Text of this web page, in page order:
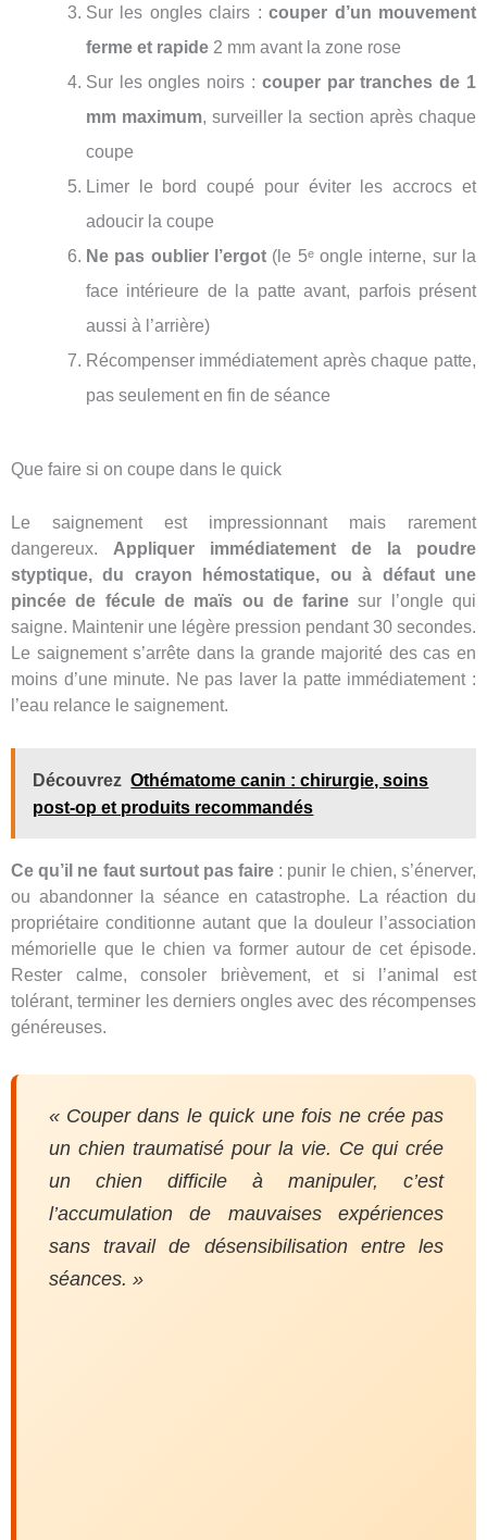
Sur les ongles clairs :couper d’un mouvement
ferme et rapide2 mm avant la zone rose
Sur les ongles noirs : couper par tranches de 1
mm maximum , surveiller la section après chaque
coupe
Limer le bord coupé pour éviter les accrocs et
adoucir la coupe
Ne pas oublier l’ergot(le 5ᵉ ongle interne, sur la
face intérieure de la patte avant, parfois présent
aussi à l’arrière)
Récompenser immédiatement après chaque patte,
pas seulement en fin de séance
Que faire si on coupe dans le quick
Le saignement est impressionnant mais rarement
dangereux. Appliquer immédiatement de la poudre
styptique, du crayon hémostatique, ou à défaut une
pincée de fécule de maïs ou de farine sur l’ongle qui
saigne. Maintenir une légère pression pendant 30 secondes.
Le saignement s’arrête dans la grande majorité des cas en
moins d’une minute. Ne pas laver la patte immédiatement :
l’eau relance le saignement.
Découvrez Othématome canin : chirurgie, soins
post-op et produits recommandés
Ce qu’il ne faut surtout pas faire : punir le chien, s’énerver,
ou abandonner la séance en catastrophe. La réaction du
propriétaire conditionne autant que la douleur l’association
mémorielle que le chien va former autour de cet épisode.
Rester calme, consoler brièvement, et si l’animal est
tolérant, terminer les derniers ongles avec des récompenses
généreuses.
« Couper dans le quick une fois ne crée pas
un chien traumatisé pour la vie. Ce qui crée
un chien difficile à manipuler, c’est
l’accumulation de mauvaises expériences
sans travail de désensibilisation entre les
séances. »